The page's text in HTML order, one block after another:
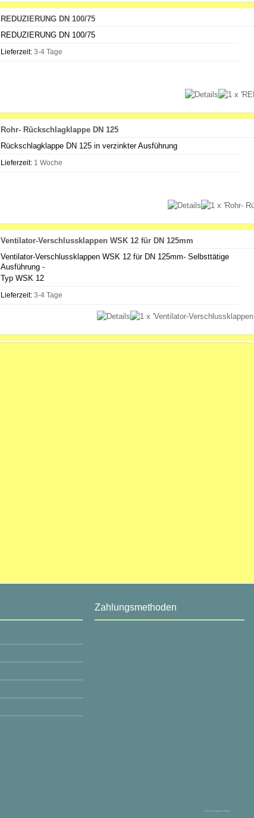
REDUZIERUNG DN 100/75
REDUZIERUNG DN 100/75
Lieferzeit: 3-4 Tage
Rohr- Rückschlagklappe DN 125
Rückschlagklappe DN 125 in verzinkter Ausführung
Lieferzeit: 1 Woche
Ventilator-Verschlussklappen WSK 12 für DN 125mm
Ventilator-Verschlussklappen WSK 12 für DN 125mm- Selbsttätige
Ausführung -
Typ WSK 12
Lieferzeit: 3-4 Tage
Zahlungsmethoden